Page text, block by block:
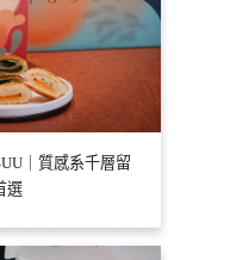
｜質感系千層留
選